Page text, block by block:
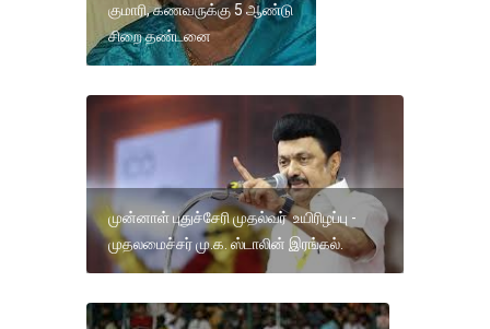
குமாரி, கணவருக்கு 5 ஆண்டு
சிறை தண்டனை
முன்னாள் புதுச்சேரி முதல்வர் உயிரிழப்பு -
முதலமைச்சர் மு.க. ஸ்டாலின் இரங்கல்.